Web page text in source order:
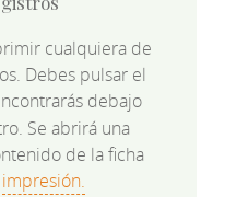
cualquiera de
Debes pulsar el
debajo
Se abrirá una
de la ficha
impresión.